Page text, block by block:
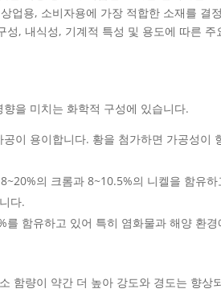
업용, 소비자용에 가장 적합한 소재를 결
, 내식성, 기계적 특성 및 용도에 따른 주
을 미치는 화학적 구성에 있습니다.
이 용이합니다. 황을 첨가하면 가공성이
의 크롬과 8~10.5%의 니켈을 함유하
다.
함유하고 있어 특히 염화물과 해양 환경
함량이 약간 더 높아 강도와 경도는 향상